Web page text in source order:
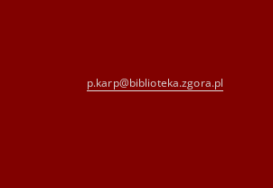
p.karp@biblioteka.zgora.pl